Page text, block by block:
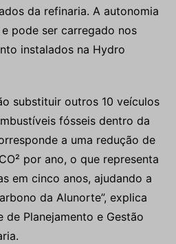
da refinaria. A autonomia
pode ser carregado nos
instalados na Hydro
substituir outros 10 veículos
fósseis dentro da
a uma redução de
por ano, o que representa
em cinco anos, ajudando a
da Alunorte”, explica
de Planejamento e Gestão